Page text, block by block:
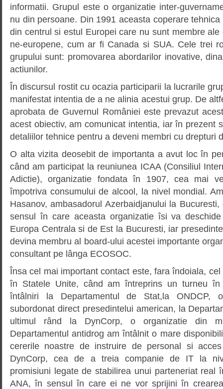
informatii. Grupul este o organizatie inter-
nu din persoane. Din 1991 aceasta coperare
din centrul si estul Europei care nu sunt membre
ne-europene, cum ar fi Canada si SUA. Cele trei
grupului sunt: promovarea abordarilor inovative,
actiunilor.
În discursul rostit cu ocazia participarii la lucrarile
manifestat intentia de a ne alinia acestui grup. De
aprobata de Guvernul României este prevazut
acest obiectiv, am comunicat intentia, iar în prezent
detaliilor tehnice pentru a deveni membri cu drepturi
O alta vizita deosebit de importanta a avut loc în
când am participat la reuniunea ICAA (Consiliul
Adictie), organizatie fondata în 1907, cea mai
împotriva consumului de alcool, la nivel mondial.
Hasanov, ambasadorul Azerbaidjanului la
sensul în care aceasta organizatie îsi va
Europa Centrala si de Est la Bucuresti, iar
devina membru al board-ului acestei importante
consultant pe lânga ECOSOC.
Însa cel mai important contact este, fara îndoiala,
în Statele Unite, când am întreprins un turneu
întâlniri la Departamentul de Stat,la ONDCP,
subordonat direct presedintelui american, la
ultimul rând la DynCorp, o organizatie din
Departamentul antidrog am întâlnit o mare
cererile noastre de instruire de personal si
DynCorp, cea de a treia companie de IT la
promisiuni legate de stabilirea unui parteneriat real
ANA, în sensul în care ei ne vor sprijini în